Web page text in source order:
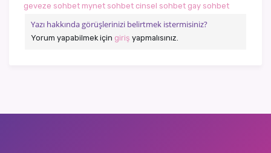
geveze sohbet mynet sohbet cinsel sohbet gay sohbet
Yazı hakkında görüşlerinizi belirtmek istermisiniz?
Yorum yapabilmek için giriş yapmalısınız.